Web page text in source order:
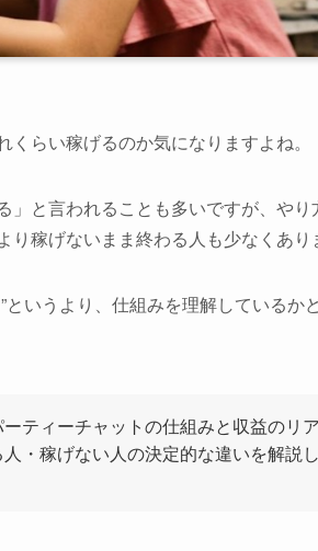
らい稼げるのか気になりますよね。
」と言われることも多いですが、やり
稼げないまま終わる人も少なくあり
というより、仕組みを理解しているか
ティーチャットの仕組みと収益のリア
・稼げない人の決定的な違いを解説